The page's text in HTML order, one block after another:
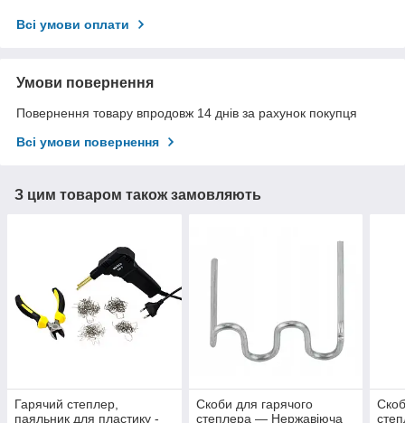
Всі умови оплати
Умови повернення
Повернення товару впродовж 14 днів за рахунок покупця
Всі умови повернення
З цим товаром також замовляють
Гарячий степлер,
паяльник для пластику -
Скоби для гарячого
степлера — Нержавіюча